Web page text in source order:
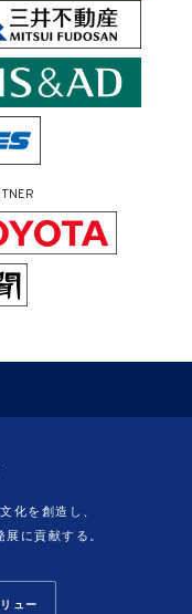
化を創造し、
に貢献する。
ュー